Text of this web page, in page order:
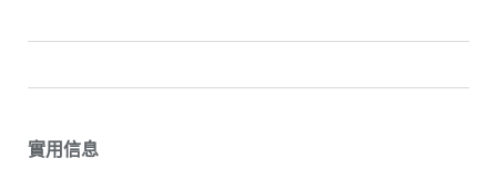
實用信息